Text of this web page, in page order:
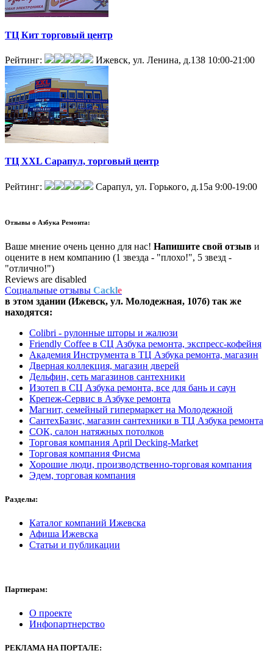
ТЦ Кит торговый центр
Рейтинг: Ижевск, ул. Ленина, д.138 10:00-21:00
ТЦ XXL Сарапул, торговый центр
Рейтинг: Сарапул, ул. Горького, д.15а 9:00-19:00
Отзывы о Азбука Ремонта:
Ваше мнение очень ценно для нас! Напишите свой отзыв и
оцените в нем компанию (1 звезда - "плохо!", 5 звезд -
"отлично!")
Reviews are disabled
Социальные отзывы Cackle
в этом здании (Ижевск, ул. Молодежная, 107б) так же
находятся:
Colibri - рулонные шторы и жалюзи
Friendly Coffee в СЦ Азбука ремонта, экспресс-кофейня
Академия Инструмента в ТЦ Азбука ремонта, магазин
Дверная коллекция, магазин дверей
Дельфин, сеть магазинов сантехники
Изотеп в СЦ Азбука ремонта, все для бань и саун
Крепеж-Сервис в Азбуке ремонта
Магнит, семейный гипермаркет на Молодежной
СантехБазис, магазин сантехники в ТЦ Азбука ремонта
СОК, салон натяжных потолков
Торговая компания April Decking-Market
Торговая компания Фисма
Хорошие люди, производственно-торговая компания
Эдем, торговая компания
Разделы:
Каталог компаний Ижевска
Афиша Ижевска
Статьи и публикации
Партнерам:
О проекте
Инфопартнерство
РЕКЛАМАНА ПОРТАЛЕ: